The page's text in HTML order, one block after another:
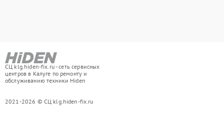
СЦ klg.hiden-fix.ru - сеть сервисных
центров в Калуге по ремонту и
обслуживанию техники Hiden
2021-2026 © СЦ klg.hiden-fix.ru